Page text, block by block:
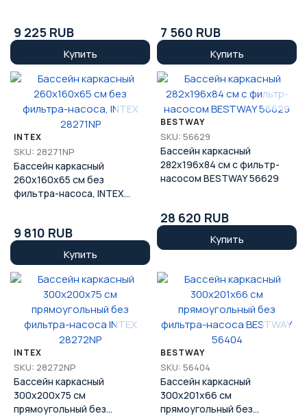
9 225 RUB
Купить
7 560 RUB
Купить
INTEX
SKU: 28271NP
Бассейн каркасный
260x160x65 см без
фильтра-насоса, INTEX
9 810 RUB
Купить
BESTWAY
SKU: 56629
Бассейн каркасный
282x196x84 см с фильтр-
насосом BESTWAY 56629
28 620 RUB
Купить
INTEX
SKU: 28272NP
Бассейн каркасный
300x200x75 см
прямоугольный без
BESTWAY
SKU: 56404
Бассейн каркасный
300x201x66 см
прямоугольный без